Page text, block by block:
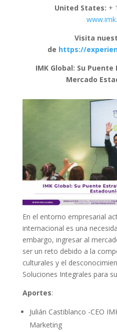
United States: +
Visita
de https://
IMK Global: Su
Mercado
En el entorno empresarial
internacional es una
embargo, ingresar al
ser un reto debido a la
culturales y el
Soluciones Integrales para
Aportes:
Julián Castiblanco -CEO
Marketing